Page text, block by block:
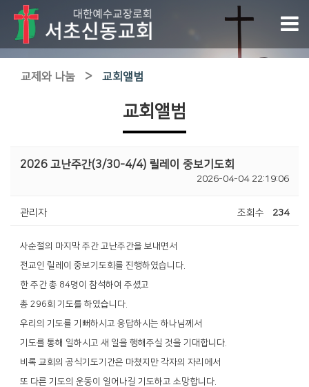
교제와 나눔 > 교회앨범
교회앨범
2026 고난주간(3/30-4/4) 릴레이 중보기도회
2026-04-04 22:19:06
관리자 조회수 234
사순절의 마지막 주간 고난주간을 보내면서
전교인 릴레이 중보기도회를 진행하였습니다.
한 주간 총 84명이 참석하여 주셨고
총 296회 기도를 하였습니다.
우리의 기도를 기뻐하시고 응답하시는 하나님께서
기도를 통해 일하시고 새 일을 행해주실 것을 기대합니다.
비록 교회의 공식기도기간은 마쳤지만 각자의 자리에서
또 다른 기도의 운동이 일어나길 기도하고 소망합니다.